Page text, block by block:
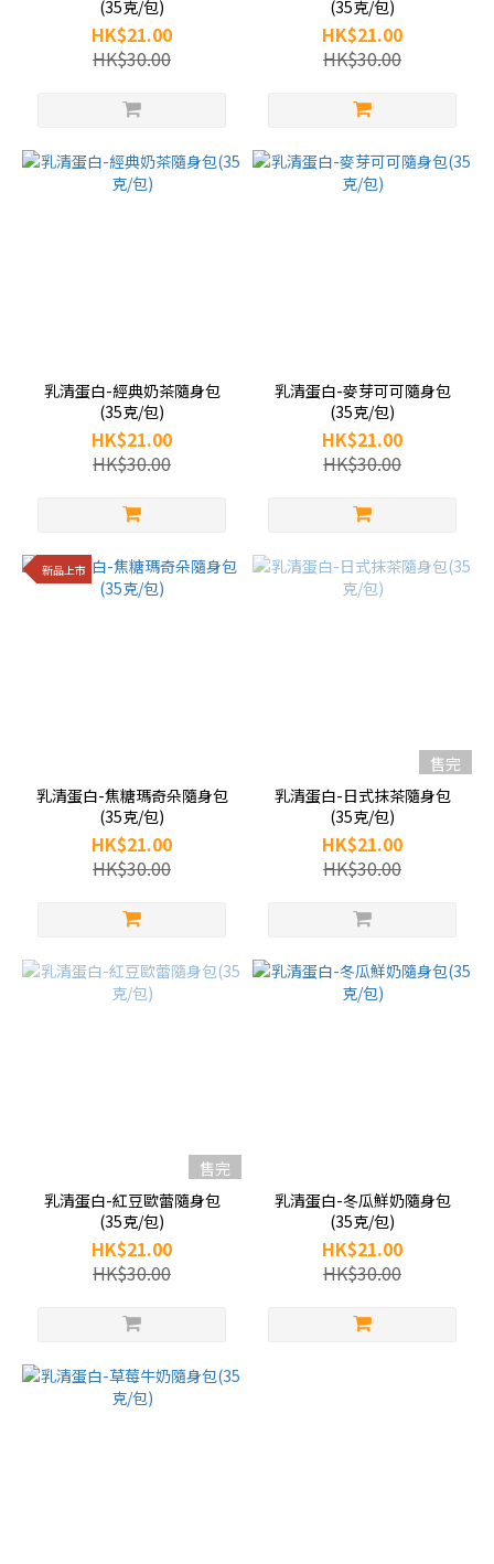
(35克/包)
HK$21.00
HK$30.00
(35克/包)
HK$21.00
HK$30.00
乳清蛋白-經典奶茶隨身包
(35克/包)
HK$21.00
HK$30.00
乳清蛋白-麥芽可可隨身包
(35克/包)
HK$21.00
HK$30.00
新品上市
乳清蛋白-焦糖瑪奇朵隨身包
(35克/包)
HK$21.00
HK$30.00
售完
乳清蛋白-日式抹茶隨身包
(35克/包)
HK$21.00
HK$30.00
售完
乳清蛋白-紅豆歐蕾隨身包
(35克/包)
HK$21.00
HK$30.00
乳清蛋白-冬瓜鮮奶隨身包
(35克/包)
HK$21.00
HK$30.00